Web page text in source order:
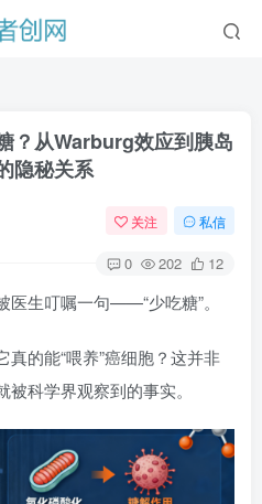
？从Warburg效应到胰岛
隐秘关系
关注 私信
0 202 12
医生叮嘱一句——“少吃糖”。
的能“喂养”癌细胞？这并非
科学界观察到的事实。